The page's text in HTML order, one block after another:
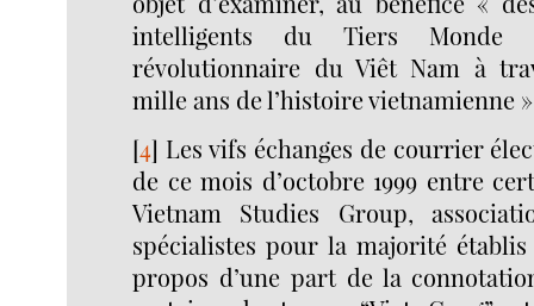
intelligents du Tiers
révolutionnaire du Viêt Nam à
mille ans de l’histoire vietnamienne
[4] Les vifs échanges de courrier
de ce mois d’octobre 1999 entre
Vietnam Studies Group,
spécialistes pour la majorité
propos d’une part de la